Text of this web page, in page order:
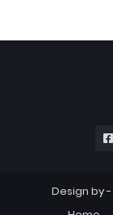
Design by -